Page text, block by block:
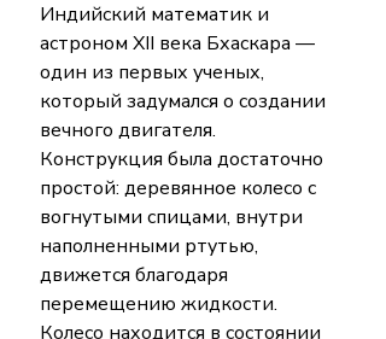
Индийский математик и
астроном XII века Бхаскара —
один из первых ученых,
который задумался о создании
вечного двигателя.
Конструкция была достаточно
простой: деревянное колесо с
вогнутыми спицами, внутри
наполненными ртутью,
движется благодаря
перемещению жидкости.
Колесо находится в состоянии